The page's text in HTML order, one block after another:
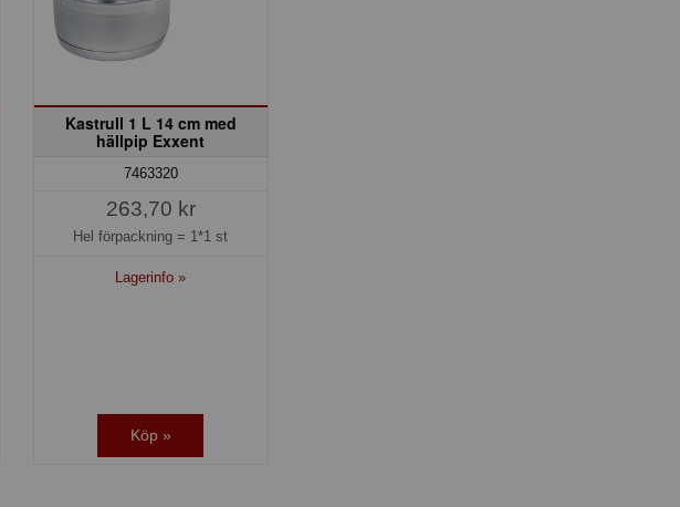
Kastrull 1 L 14 cm med
hällpip Exxent
7463320
263,70 kr
Hel förpackning = 1*1 st
Lagerinfo »
Köp »